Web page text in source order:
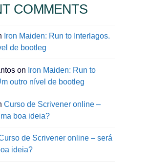
COMMENTS
Iron Maiden: Run to Interlagos.
de bootleg
on Iron Maiden: Run to
outro nível de bootleg
Curso de Scrivener online –
boa ideia?
de Scrivener online – será
ideia?